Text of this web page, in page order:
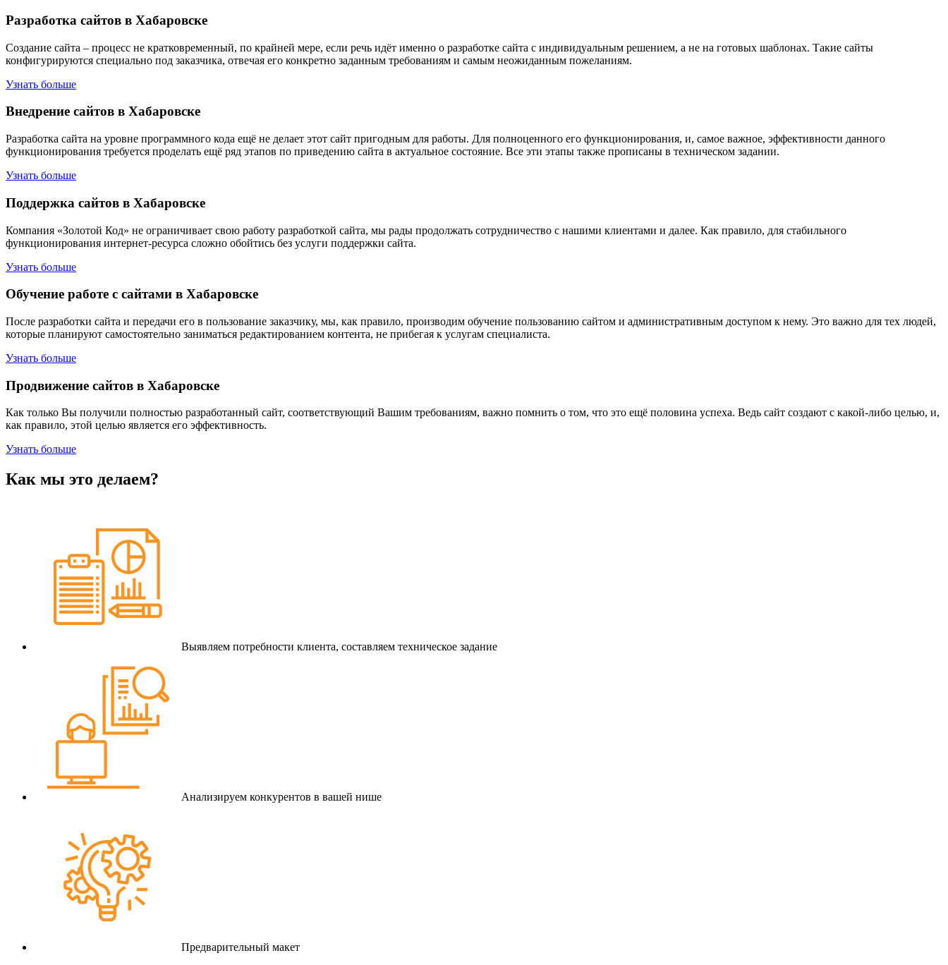
Разработка сайтов в Хабаровске
Создание сайта – процесс не кратковременный, по крайней мере, если речь идёт именно о разработке сайта с индивидуальным решением, а не на готовых шаблонах. Такие сайты
конфигурируются специально под заказчика, отвечая его конкретно заданным требованиям и самым неожиданным пожеланиям.
Узнать больше
Внедрение сайтов в Хабаровске
Разработка сайта на уровне программного кода ещё не делает этот сайт пригодным для работы. Для полноценного его функционирования, и, самое важное, эффективности данного
функционирования требуется проделать ещё ряд этапов по приведению сайта в актуальное состояние. Все эти этапы также прописаны в техническом задании.
Узнать больше
Поддержка сайтов в Хабаровске
Компания «Золотой Код» не ограничивает свою работу разработкой сайта, мы рады продолжать сотрудничество с нашими клиентами и далее. Как правило, для стабильного
функционирования интернет-ресурса сложно обойтись без услуги поддержки сайта.
Узнать больше
Обучение работе с сайтами в Хабаровске
После разработки сайта и передачи его в пользование заказчику, мы, как правило, производим обучение пользованию сайтом и административным доступом к нему. Это важно для тех людей,
которые планируют самостоятельно заниматься редактированием контента, не прибегая к услугам специалиста.
Узнать больше
Продвижение сайтов в Хабаровске
Как только Вы получили полностью разработанный сайт, соответствующий Вашим требованиям, важно помнить о том, что это ещё половина успеха. Ведь сайт создают с какой-либо целью, и,
как правило, этой целью является его эффективность.
Узнать больше
Как мы это делаем?
Выявляем потребности клиента, составляем техническое задание
Анализируем конкурентов в вашей нише
Предварительный макет